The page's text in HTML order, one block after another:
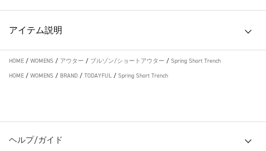
アイテム説明
HOME / WOMENS / アウター / ブルゾン/ショートアウター / Spring Short Trench
HOME / WOMENS / BRAND / TODAYFUL / Spring Short Trench
ヘルプ/ガイド